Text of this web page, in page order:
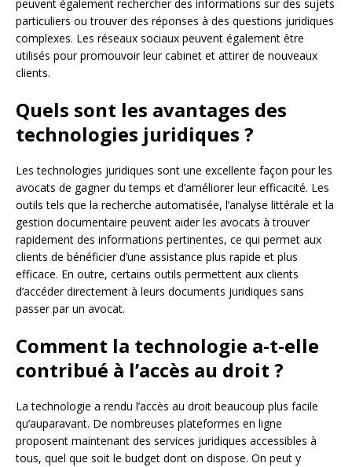
peuvent également rechercher des informations sur des sujets
particuliers ou trouver des réponses à des questions juridiques
complexes. Les réseaux sociaux peuvent également être
utilisés pour promouvoir leur cabinet et attirer de nouveaux
clients.
Quels sont les avantages des
technologies juridiques ?
Les technologies juridiques sont une excellente façon pour les
avocats de gagner du temps et d’améliorer leur efficacité. Les
outils tels que la recherche automatisée, l’analyse littérale et la
gestion documentaire peuvent aider les avocats à trouver
rapidement des informations pertinentes, ce qui permet aux
clients de bénéficier d’une assistance plus rapide et plus
efficace. En outre, certains outils permettent aux clients
d’accéder directement à leurs documents juridiques sans
passer par un avocat.
Comment la technologie a-t-elle
contribué à l’accès au droit ?
La technologie a rendu l’accès au droit beaucoup plus facile
qu’auparavant. De nombreuses plateformes en ligne
proposent maintenant des services juridiques accessibles à
tous, quel que soit le budget dont on dispose. On peut y